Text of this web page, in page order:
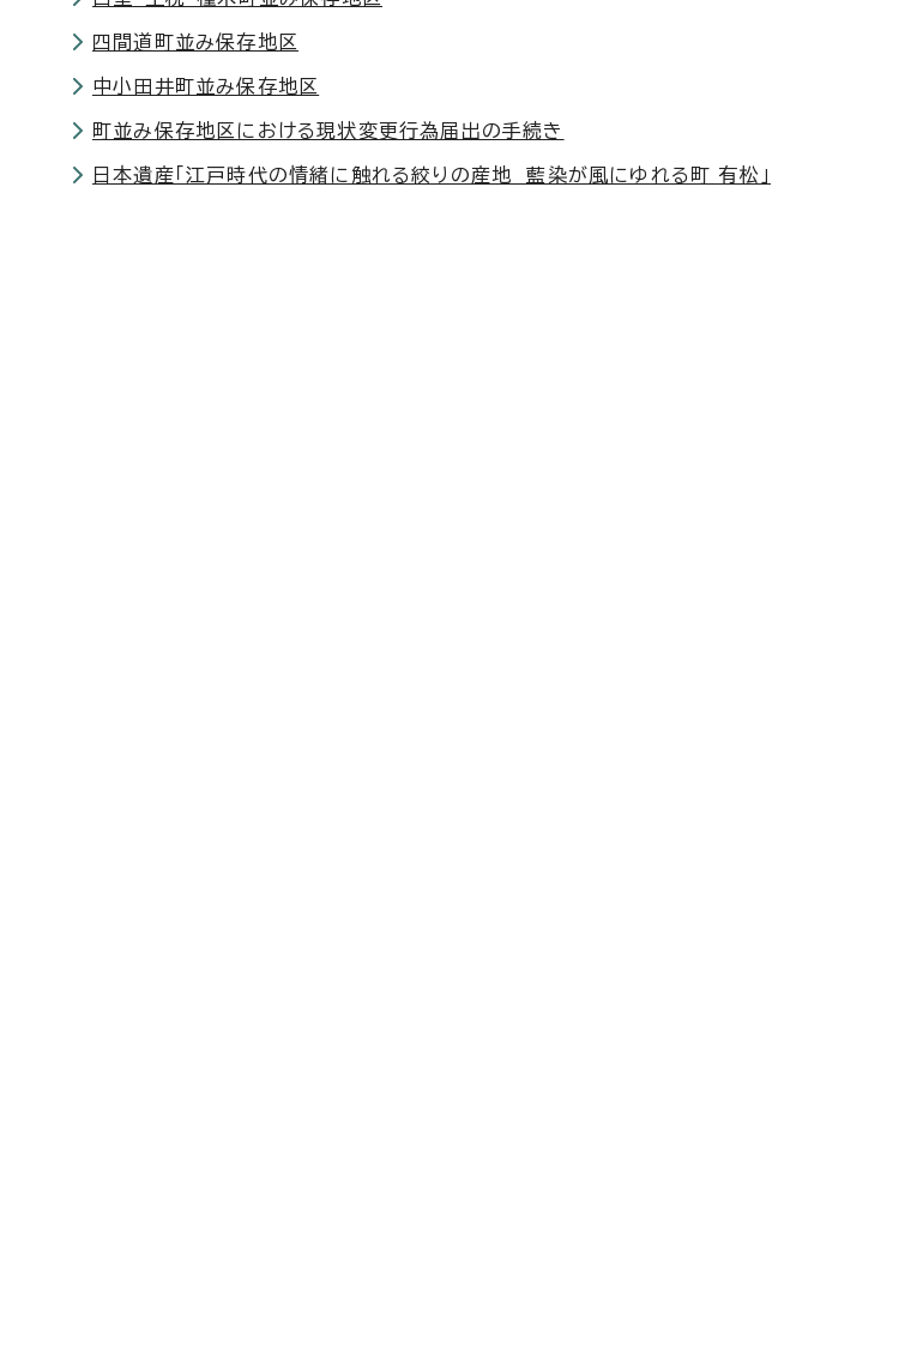
四間道町並み保存地区
中小田井町並み保存地区
町並み保存地区における現状変更行為届出の手続き
日本遺産「江戸時代の情緒に触れる絞りの産地 藍染が風にゆれる町 有松」